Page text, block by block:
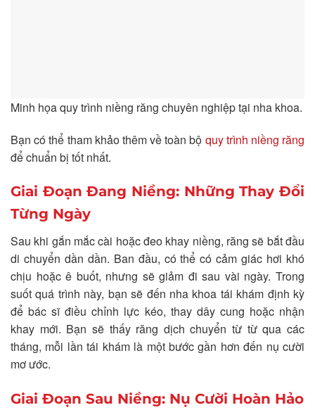
Minh họa quy trình niềng răng chuyên nghiệp tại nha khoa.
Bạn có thể tham khảo thêm về toàn bộ quy trình niềng răng
để chuẩn bị tốt nhất.
Giai Đoạn Đang Niềng: Những Thay Đổi
Từng Ngày
Sau khi gắn mắc cài hoặc đeo khay niềng, răng sẽ bắt đầu
di chuyển dần dần. Ban đầu, có thể có cảm giác hơi khó
chịu hoặc ê buốt, nhưng sẽ giảm đi sau vài ngày. Trong
suốt quá trình này, bạn sẽ đến nha khoa tái khám định kỳ
để bác sĩ điều chỉnh lực kéo, thay dây cung hoặc nhận
khay mới. Bạn sẽ thấy răng dịch chuyển từ từ qua các
tháng, mỗi lần tái khám là một bước gần hơn đến nụ cười
mơ ước.
Giai Đoạn Sau Niềng: Nụ Cười Hoàn Hảo